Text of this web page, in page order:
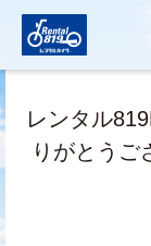
レンタル
りがとうご